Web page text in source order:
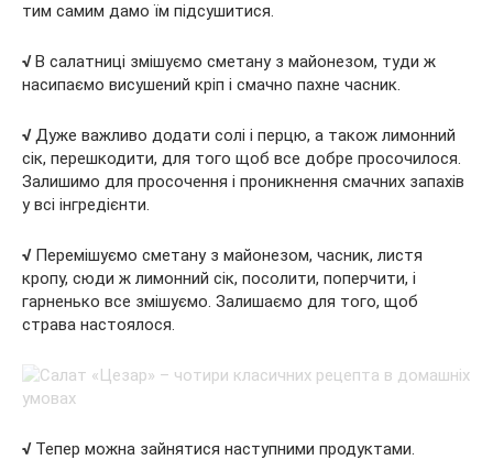
тим самим дамо їм підсушитися.
√В салатниці змішуємо сметану з майонезом, туди ж
насипаємо висушений кріп і смачно пахне часник.
√Дуже важливо додати солі і перцю, а також лимонний
сік, перешкодити, для того щоб все добре просочилося.
Залишимо для просочення і проникнення смачних запахів
у всі інгредієнти.
√Перемішуємо сметану з майонезом, часник, листя
кропу, сюди ж лимонний сік, посолити, поперчити, і
гарненько все змішуємо. Залишаємо для того, щоб
страва настоялося.
√Тепер можна зайнятися наступними продуктами.